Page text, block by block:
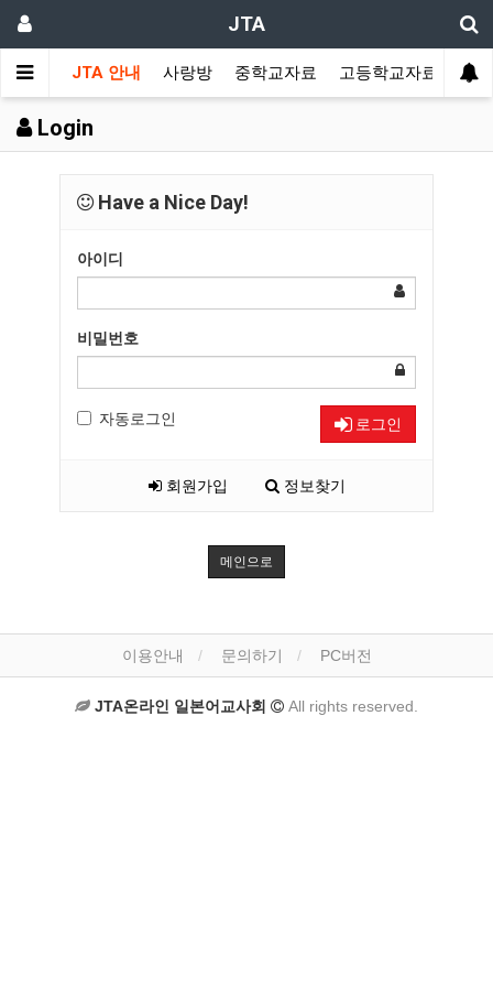
JTA
JTA 안내 사랑방 중학교자료 고등학교자료 멀
Login
Have a Nice Day!
아이디
비밀번호
자동로그인 로그인
회원가입 정보찾기
메인으로
이용안내 문의하기 PC버전
JTA온라인 일본어교사회 All rights reserved.